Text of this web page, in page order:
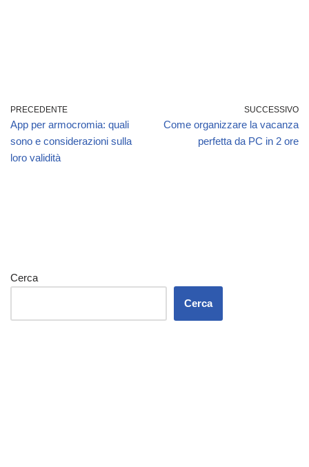
PRECEDENTE
App per armocromia: quali
sono e considerazioni sulla
loro validità
SUCCESSIVO
Come organizzare la vacanza
perfetta da PC in 2 ore
Cerca
Cerca